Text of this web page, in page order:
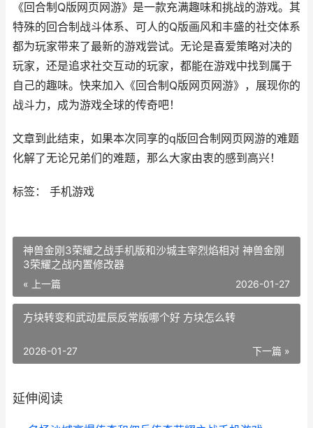
《回合制Q版网页网游》是一款充满趣味和挑战的游戏。其
特殊的回合制战斗体系、可人的Q版画风和丰盛的社交体系
都为玩家带来了最新的游戏尝试。无论是喜爱策略对决的
玩家，还是追求社交互动的玩家，都能在游戏中找到属于
自己的趣味。快来加入《回合制Q版网页网游》，展现你的
战斗力，成为游戏全球的传奇吧！
文章到此结束，如果本次同享的q版回合制网页网游的难题
化解了无论兄弟们的难题，那么大家由衷的感到高兴！
标签： 手机游戏
神兽金刚3荣耀之战手机版和沙城主宰烈焰相对 神兽金刚
3荣耀之战内置修改器
« 上一篇 2026-01-27
方块转变和武动星辰反常版哪个好 方块怎么转
下一篇 »
2026-01-27
延伸阅读